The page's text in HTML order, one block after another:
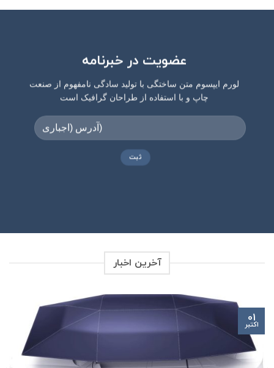
عضویت در خبرنامه
لورم ایپسوم متن ساختگی با تولید سادگی نامفهوم از صنعت
چاپ و با استفاده از طراحان گرافیک است
آخرین اخبار
01
اکتبر